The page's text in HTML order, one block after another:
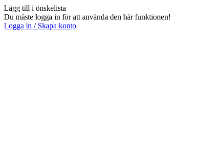
Lägg till i önskelista
Du måste logga in för att använda den här funktionen!
Logga in / Skapa konto